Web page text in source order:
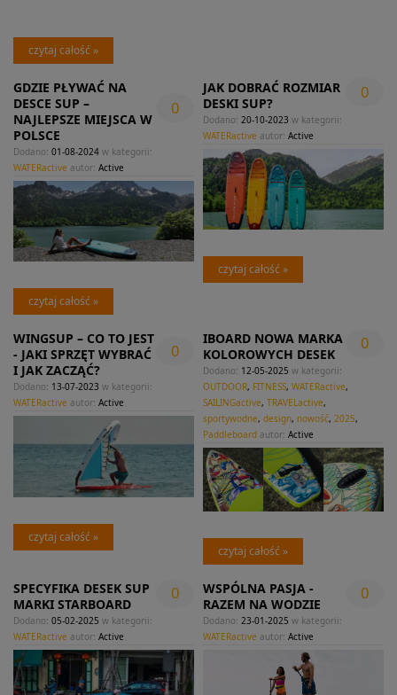
czytaj całość »
GDZIE PŁYWAĆ NA
DESCE SUP –
NAJLEPSZE MIEJSCA W
POLSCE
0
Dodano: 01-08-2024 w kategorii:
WATERactive autor: Active
czytaj całość »
JAK DOBRAĆ ROZMIAR
DESKI SUP?
0
Dodano: 20-10-2023 w kategorii:
WATERactive autor: Active
czytaj całość »
WINGSUP – CO TO JEST
- JAKI SPRZĘT WYBRAĆ
I JAK ZACZĄĆ?
0
Dodano: 13-07-2023 w kategorii:
WATERactive autor: Active
czytaj całość »
IBOARD NOWA MARKA
KOLOROWYCH DESEK
0
Dodano: 12-05-2025 w kategorii:
OUTDOOR, FITNESS, WATERactive,
SAILINGactive, TRAVELactive,
sportywodne, design, nowość, 2025,
Paddleboard autor: Active
czytaj całość »
SPECYFIKA DESEK SUP
MARKI STARBOARD
0
Dodano: 05-02-2025 w kategorii:
WATERactive autor: Active
WSPÓLNA PASJA -
RAZEM NA WODZIE
0
Dodano: 23-01-2025 w kategorii:
WATERactive autor: Active